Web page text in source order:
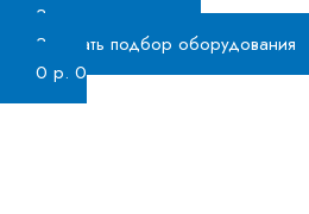
Заказать звонок
Заказать подбор оборудования
0 р. 0